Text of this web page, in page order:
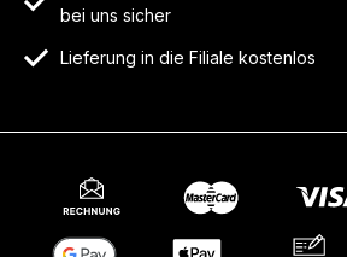
bei uns sicher
Lieferung in die Filiale kostenlos